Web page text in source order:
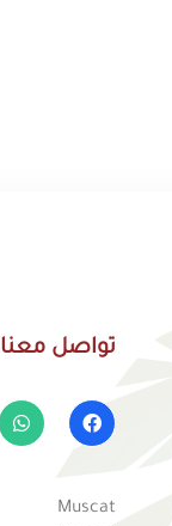
تواصل معنا
Muscat